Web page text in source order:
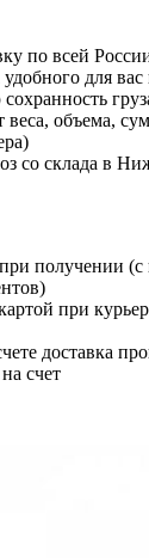
по всей
для вас
объема,
со склада в
получении (с
при
доставка
счет